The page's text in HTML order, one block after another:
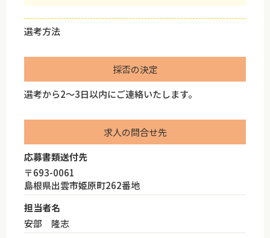
選考方法
採否の決定
選考から2～3日以内にご連絡いたします。
求人の問合せ先
応募書類送付先
〒693-0061
島根県出雲市姫原町262番地
担当者名
安部 隆志